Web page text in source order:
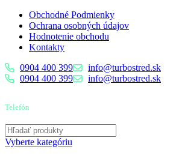
Obchodné Podmienky
Ochrana osobných údajov
Hodnotenie obchodu
Kontakty
0904 400 399
info@turbostred.sk
0904 400 399
info@turbostred.sk
Telefón
Vyberte kategóriu